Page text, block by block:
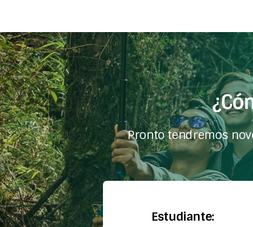
Pronto tendremos
Estudiante: